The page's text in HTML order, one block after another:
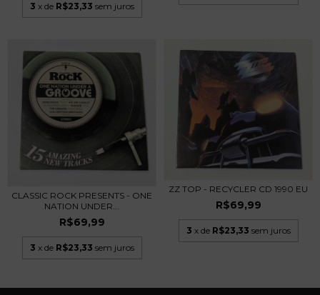
3 x de R$23,33 sem juros
CLASSIC ROCK PRESENTS - ONE
NATION UNDER...
R$69,99
3 x de R$23,33 sem juros
ZZ TOP - RECYCLER CD 1990 EU
R$69,99
3 x de R$23,33 sem juros